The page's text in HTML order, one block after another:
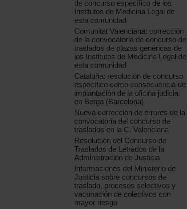
de concurso específico de los
Institutos de Medicina Legal de
esta comunidad
Comunitat Valenciana: corrección
de la convocatoria de concurso de
traslados de plazas genéricas de
los Institutos de Medicina Legal de
esta comunidad
Cataluña: resolución de concurso
específico como consecuencia de
implantación de la oficina judicial
en Berga (Barcelona)
Nueva corrección de errores de la
convocatoria del concurso de
traslados en la C. Valenciana
Resolución del Concurso de
Traslados de Letrados de la
Administración de Justicia
Informaciones del Ministerio de
Justicia sobre concursos de
traslado, procesos selectivos y
vacunación de colectivos con
mayor riesgo